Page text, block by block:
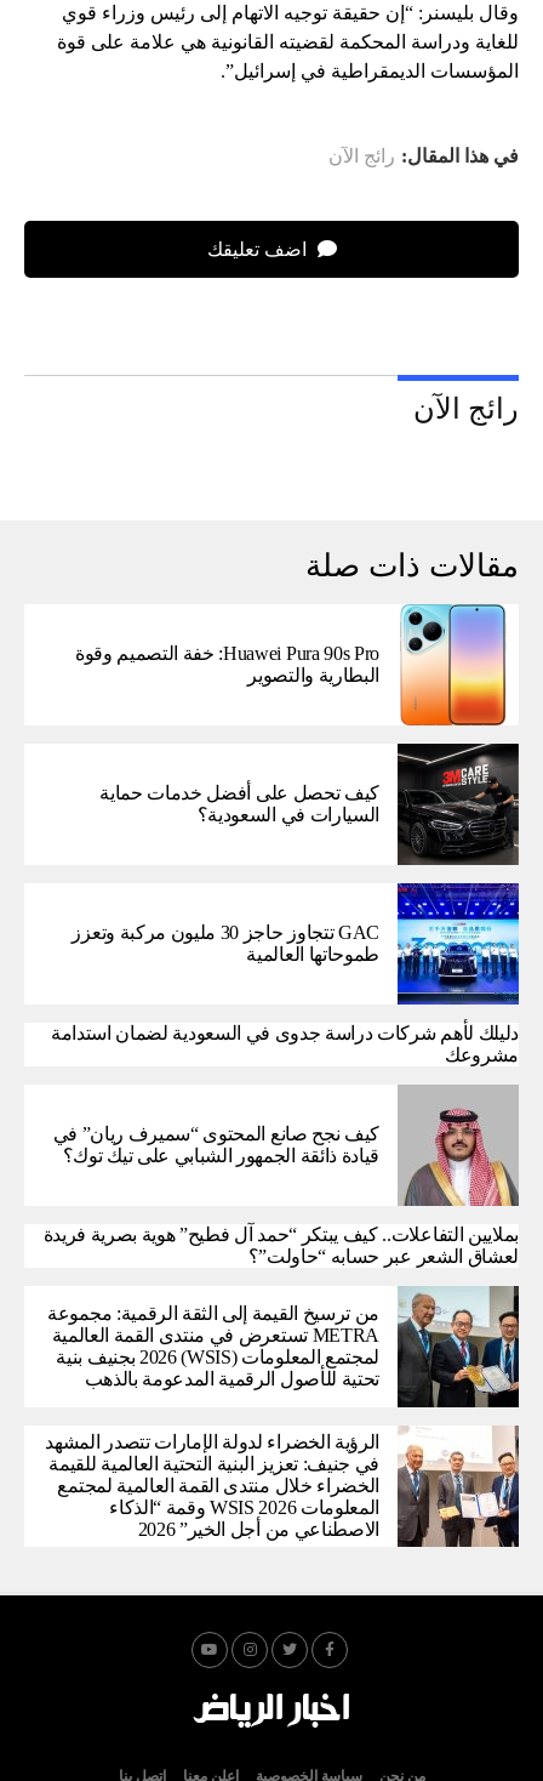
وقال بليسنر: “إن حقيقة توجيه الاتهام إلى رئيس وزراء قوي
للغاية ودراسة المحكمة لقضيته القانونية هي علامة على قوة
المؤسسات الديمقراطية في إسرائيل”.
في هذا المقال: رائج الآن
اضف تعليقك
رائج الآن
مقالات ذات صلة
Huawei Pura 90s Pro: خفة التصميم وقوة
البطارية والتصوير
كيف تحصل على أفضل خدمات حماية
السيارات في السعودية؟
GAC تتجاوز حاجز 30 مليون مركبة وتعزز
طموحاتها العالمية
دليلك لأهم شركات دراسة جدوى في السعودية لضمان استدامة
مشروعك
كيف نجح صانع المحتوى “سميرف ريان” في
قيادة ذائقة الجمهور الشبابي على تيك توك؟
بملايين التفاعلات.. كيف يبتكر “حمد آل فطيح” هوية بصرية فريدة
لعشاق الشعر عبر حسابه “حاولت”؟
من ترسيخ القيمة إلى الثقة الرقمية: مجموعة
METRA تستعرض في منتدى القمة العالمية
لمجتمع المعلومات (WSIS) 2026 بجنيف بنية
تحتية للأصول الرقمية المدعومة بالذهب
الرؤية الخضراء لدولة الإمارات تتصدر المشهد
في جنيف: تعزيز البنية التحتية العالمية للقيمة
الخضراء خلال منتدى القمة العالمية لمجتمع
المعلومات WSIS 2026 وقمة “الذكاء
الاصطناعي من أجل الخير” 2026
من نحن سياسة الخصوصية اعلن معنا اتصل بنا